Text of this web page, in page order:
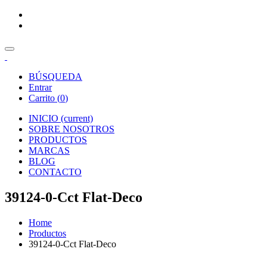
BÚSQUEDA
Entrar
Carrito (0)
INICIO (current)
SOBRE NOSOTROS
PRODUCTOS
MARCAS
BLOG
CONTACTO
39124-0-Cct Flat-Deco
Home
Productos
39124-0-Cct Flat-Deco